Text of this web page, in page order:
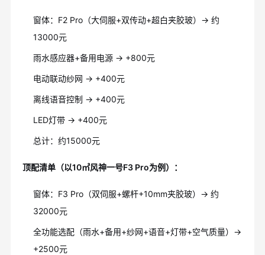
窗体：F2 Pro（大伺服+双传动+超白夹胶玻）→ 约
13000元
雨水感应器+备用电源 → +800元
电动联动纱网 → +400元
离线语音控制 → +400元
LED灯带 → +400元
总计：约15000元
顶配清单（以10㎡风神一号F3 Pro为例）：
窗体：F3 Pro（双伺服+螺杆+10mm夹胶玻）→ 约
32000元
全功能选配（雨水+备用+纱网+语音+灯带+空气质量）→
+2500元